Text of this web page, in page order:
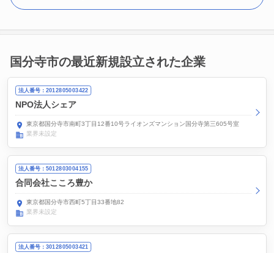
国分寺市の最近新規設立された企業
法人番号：2012805003422
NPO法人シェア
東京都国分寺市南町3丁目12番10号ライオンズマンション国分寺第三605号室
業界未設定
法人番号：5012803004155
合同会社こころ豊か
東京都国分寺市西町5丁目33番地82
業界未設定
法人番号：3012805003421